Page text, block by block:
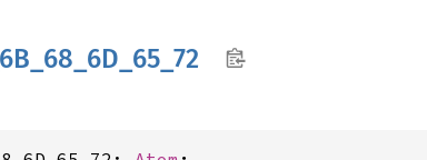
6B_ 68_ 6D_ 65_ 72